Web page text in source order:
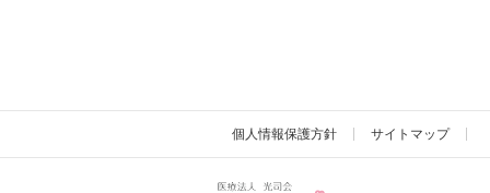
個人情報保護方針 サイトマップ